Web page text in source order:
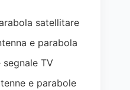
satellitare
e parabola
TV
e parabole